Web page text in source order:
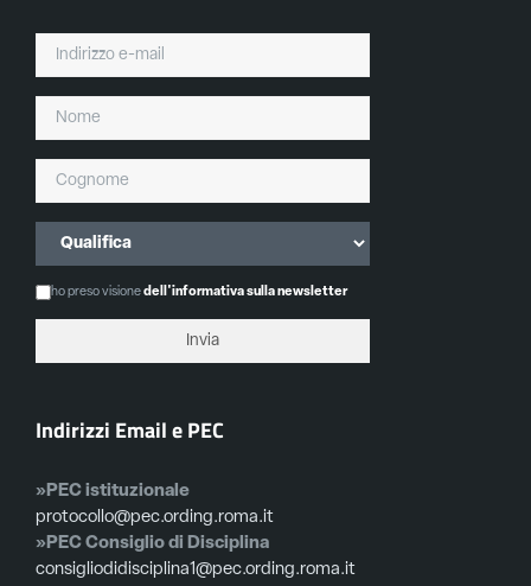
ho preso visionedell'informativa sulla newsletter
Indirizzi Email e PEC
»PEC istituzionale
protocollo@pec.ording.roma.it
»PEC Consiglio di Disciplina
consigliodidisciplina1@pec.ording.roma.it